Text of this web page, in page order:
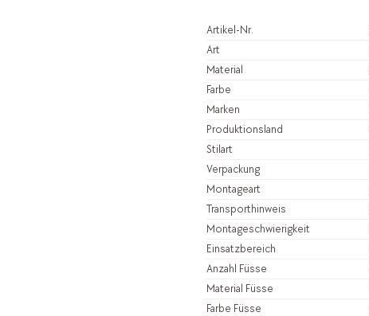
Artikel-Nr.
Art
Material
Farbe
Marken
Produktionsland
Stilart
Verpackung
Montageart
Transporthinweis
Montageschwierigkeit
Einsatzbereich
Anzahl Füsse
Material Füsse
Farbe Füsse